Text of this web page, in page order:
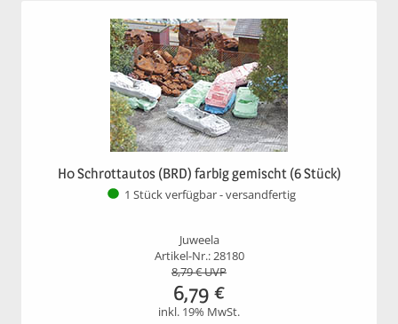
H0 Schrottautos (BRD) farbig gemischt (6 Stück)
1 Stück verfügbar - versandfertig
Juweela
Artikel-Nr.: 28180
8,79€ UVP
6,79 €
inkl. 19% MwSt.